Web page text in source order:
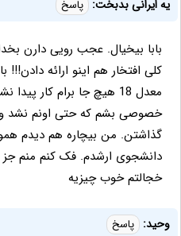
یه ایرانی بدبخت: پاسخ
کلی افتخار هم اینو ارائه
معدل 18 هیچ جا برام کار
خصوصی بشم که حتی اونم نشد
گذاشتن. من بیچاره هم دیدم
دانشجوی ارشدم. فک کنم منم
خجالتم خوب چیزیه
وحید: پاسخ